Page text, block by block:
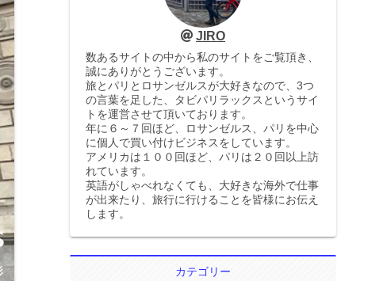
JIRO
数あるサイトの中から私のサイトをご覧頂き、
誠にありがとうございます。
旅とパリとロサンゼルスが大好きなので、3つ
の言葉を足した、タビパリラックスというサイ
トを運営させて頂いております。
年に６～７回ほど、ロサンゼルス、パリを中心
に個人で買い付けビジネスをしています。
アメリカは１００回ほど、パリは２０回以上訪
れています。
英語がしゃべれなくても、大好きな海外で仕事
が出来たり、旅行に行けることを皆様にお伝え
します。
カテゴリー